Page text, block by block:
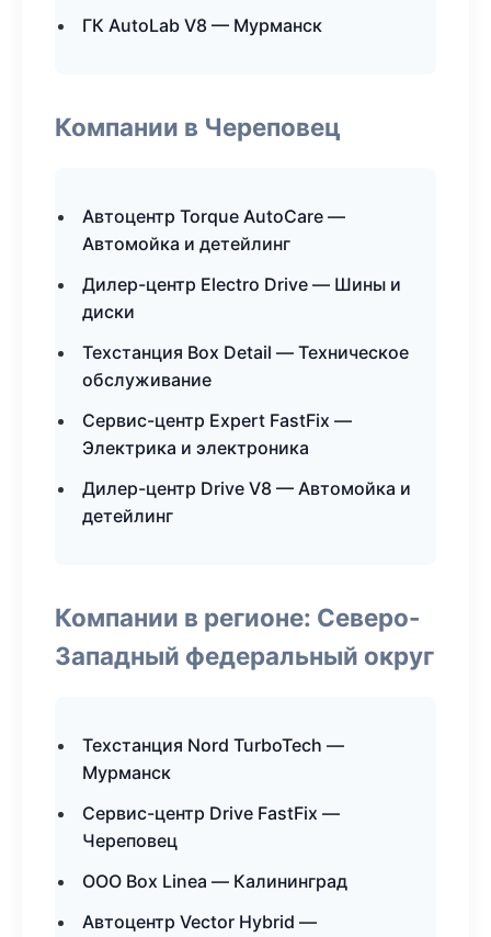
ГК AutoLab V8 — Мурманск
Компании в Череповец
Автоцентр Torque AutoCare —
Автомойка и детейлинг
Дилер-центр Electro Drive — Шины и
диски
Техстанция Box Detail — Техническое
обслуживание
Сервис-центр Expert FastFix —
Электрика и электроника
Дилер-центр Drive V8 — Автомойка и
детейлинг
Компании в регионе: Северо-
Западный федеральный округ
Техстанция Nord TurboTech —
Мурманск
Сервис-центр Drive FastFix —
Череповец
ООО Box Linea — Калининград
Автоцентр Vector Hybrid —